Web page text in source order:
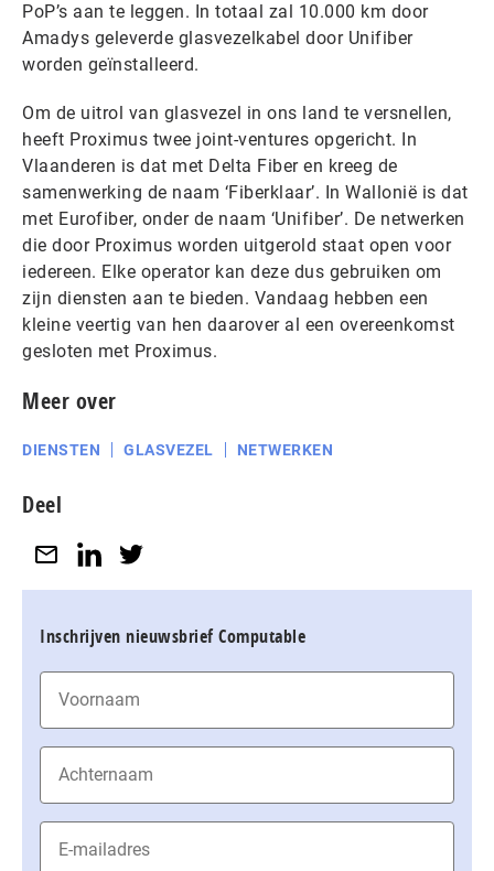
PoP’s aan te leggen. In totaal zal 10.000 km door
Amadys geleverde glasvezelkabel door Unifiber
worden geïnstalleerd.
Om de uitrol van glasvezel in ons land te versnellen,
heeft Proximus twee joint-ventures opgericht. In
Vlaanderen is dat met Delta Fiber en kreeg de
samenwerking de naam ‘Fiberklaar’. In Wallonië is dat
met Eurofiber, onder de naam ‘Unifiber’. De netwerken
die door Proximus worden uitgerold staat open voor
iedereen. Elke operator kan deze dus gebruiken om
zijn diensten aan te bieden. Vandaag hebben een
kleine veertig van hen daarover al een overeenkomst
gesloten met Proximus.
Meer over
DIENSTEN GLASVEZEL NETWERKEN
Deel
Inschrijven nieuwsbrief Computable